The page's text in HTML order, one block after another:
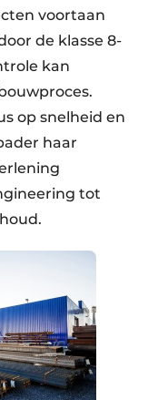
voortaan
de klasse 8-
kan
op snelheid en
haar
tot